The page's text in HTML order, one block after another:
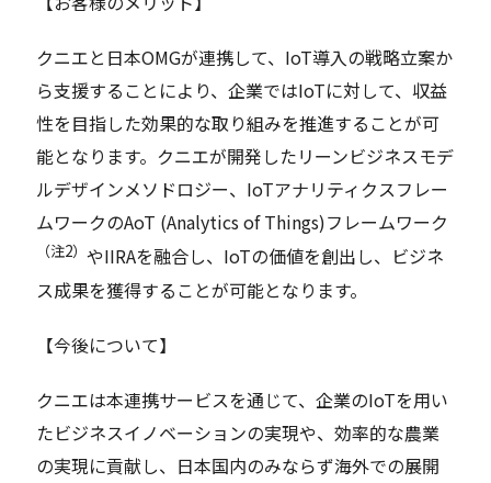
クニエと日本OMGが連携して、IoT導入の戦略立案か
ら支援することにより、企業ではIoTに対して、収益
性を目指した効果的な取り組みを推進することが可
能となります。クニエが開発したリーンビジネスモデ
ルデザインメソドロジー、IoTアナリティクスフレー
ムワークのAoT (Analytics of Things)フレームワーク
（注2）やIIRAを融合し、IoTの価値を創出し、ビジネ
ス成果を獲得することが可能となります。
【今後について】
クニエは本連携サービスを通じて、企業のIoTを用い
たビジネスイノベーションの実現や、効率的な農業
の実現に貢献し、日本国内のみならず海外での展開